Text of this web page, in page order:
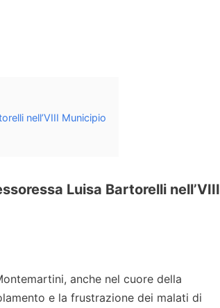
nell’VIII Municipio
Luisa Bartorelli nell’VIII
anche nel cuore della
e la frustrazione dei malati di